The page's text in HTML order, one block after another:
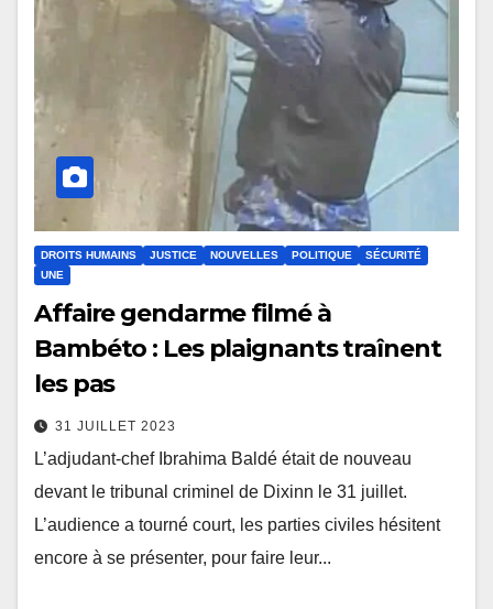
DROITS HUMAINS JUSTICE NOUVELLES POLITIQUE
SÉCURITÉ
UNE
Affaire gendarme filmé à
Bambéto : Les plaignants traînent
les pas
31 JUILLET 2023
L’adjudant-chef Ibrahima Baldé était de nouveau
devant le tribunal criminel de Dixinn le 31 juillet.
L’audience a tourné court, les parties civiles hésitent
encore à se présenter, pour faire leur...